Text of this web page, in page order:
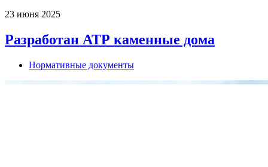
23 июня 2025
Разработан АТР каменные дома
Нормативные документы